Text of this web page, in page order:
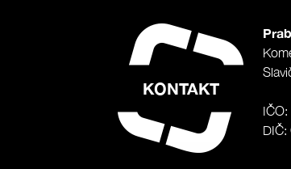
KONTAKT